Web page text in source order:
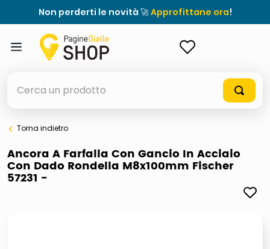
Non perderti le novità 🚀Approfittane ora!
elenchi telefonici
orologio parete
Torna indietro
Ancora A Farfalla Con Gancio In Acciaio
Con Dado Rondella M8x100mm Fischer
57231 -